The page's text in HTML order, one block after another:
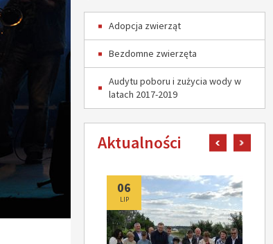
Adopcja zwierząt
Bezdomne zwierzęta
Audytu poboru i zużycia wody w
latach 2017-2019
Aktualności pokaż
06
LIP